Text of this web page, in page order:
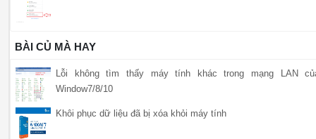
BÀI CỦ MÀ HAY
Lỗi không tìm thấy máy tính khác trong mạng LAN
Window7/8/10
Khôi phục dữ liệu đã bị xóa khỏi máy tính